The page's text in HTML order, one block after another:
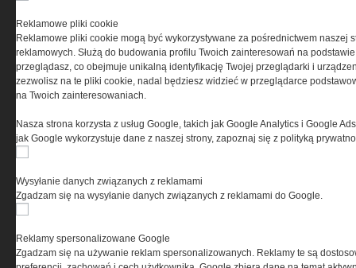
Ta witryna wykorzystuje pliki cookies do przechowywania
informacji na Twoim komputerze. Pliki cookies stosujemy
w celu świadczenia usług na najwyższym poziomie,
w tym w sposób dostosowany do indywidualnych potrzeb.
cookies oznacza, że będą one zamieszczane w Twoim
urządzeniu końcowym. W każdym momencie możesz
dokonać zmiany ustawień przeglądarki dotyczących
serwisu prosimy o zapoznanie się z naszą
prywatności
oraz informacją o cookies
Reklamowe pliki cookie
Reklamowe pliki cookie mogą być wykorzystywane za pośrednictwem naszej
reklamowych. Służą do budowania profilu Twoich zainteresowań na
przeglądasz, co obejmuje unikalną identyfikację Twojej przeglądarki i
zezwolisz na te pliki cookie, nadal będziesz widzieć w przeglądarce
na Twoich zainteresowaniach.
Nasza strona korzysta z usług Google, takich jak Google Analytics i Google
jak Google wykorzystuje dane z naszej strony, zapoznaj się z polityką
Wysyłanie danych związanych z reklamami
Zgadzam się na wysyłanie danych związanych z reklamami do Google.
Reklamy spersonalizowane Google
Zgadzam się na używanie reklam spersonalizowanych. Reklamy te są